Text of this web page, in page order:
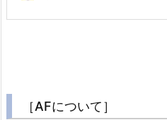
［AFについて］